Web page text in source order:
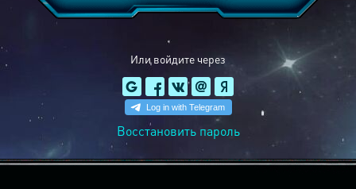
Или войдите через
Восстановить пароль